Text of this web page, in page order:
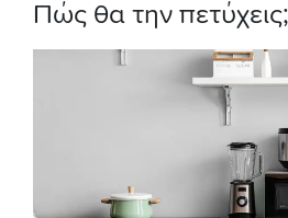
Πώς θα την πετύχεις;